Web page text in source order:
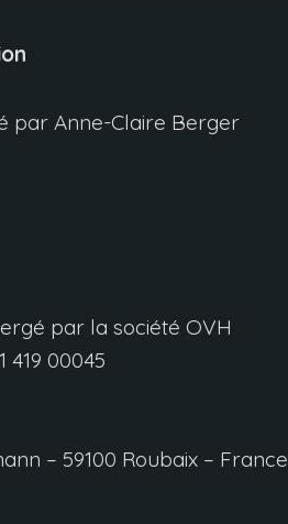
par Anne-Claire Berger
par la société OVH
419 00045
– 59100 Roubaix – France